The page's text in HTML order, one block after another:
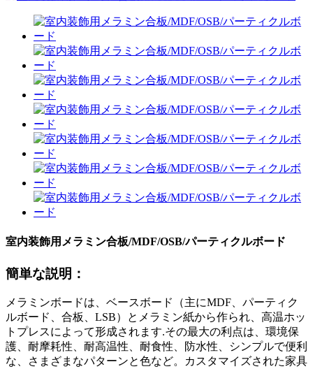
室内装飾用メラミン合板/MDF/OSB/パーティクルボード
簡単な説明：
メラミンボードは、ベースボード（主にMDF、パーティク
ルボード、合板、LSB）とメラミン紙から作られ、高温ホッ
トプレスによって形成されます.その最大の利点は、環境保
護、耐摩耗性、耐高温性、耐食性、防水性、シンプルで便利
な、さまざまなパターンと色など。カスタマイズされた家具